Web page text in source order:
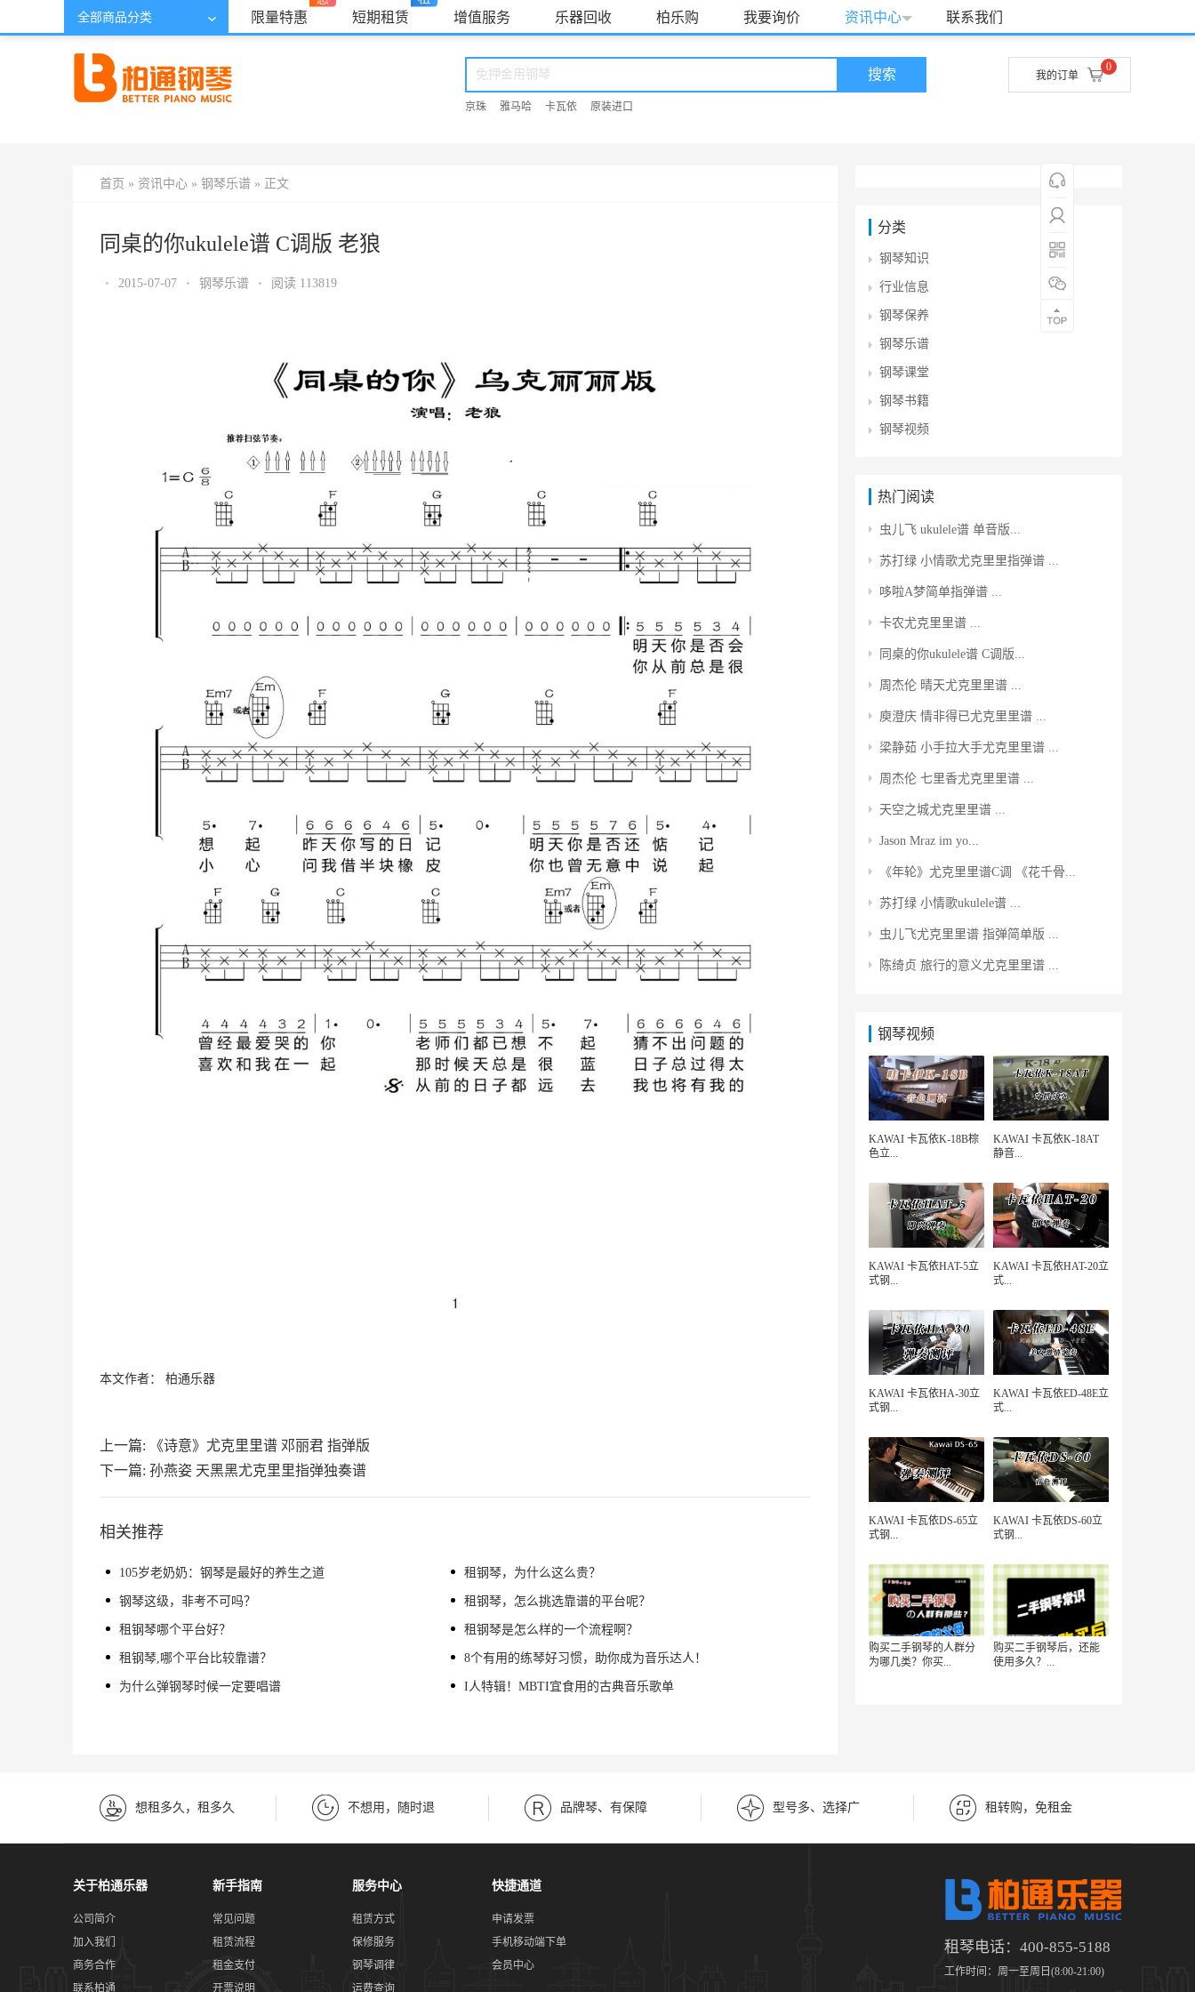
北京 [切换] 您好，欢迎来到柏通乐器 登录 我的订单
搜索
京珠 雅马哈 卡瓦依 原装进口
我的订单
0
全部商品分类 限量特惠 短期租赁 增值服务 乐器回收 柏乐购 我要询价 资讯中心 联系我们
首页 » 资讯中心 » 钢琴乐谱 » 正文
同桌的你ukulele谱 C调版 老狼
• 2015-07-07 • 钢琴乐谱 • 阅读 113819
本文作者： 柏通乐器
上一篇:
《诗意》尤克里里谱 邓丽君 指弹版
下一篇: 孙燕姿 天黑黑尤克里里指弹独奏谱
相关推荐
105岁老奶奶：钢琴是最好的养生之道 租钢琴，为什么这么贵？
钢琴这级，非考不可吗？ 租钢琴，怎么挑选靠谱的平台呢？
租钢琴哪个平台好？ 租钢琴是怎么样的一个流程啊？
租钢琴,哪个平台比较靠谱？ 8个有用的练琴好习惯，助你成为音乐达人！
为什么弹钢琴时候一定要唱谱 I人特辑！MBTI宜食用的古典音乐歌单
分类
钢琴知识
行业信息
钢琴保养
钢琴乐谱
钢琴课堂
钢琴书籍
钢琴视频
热门阅读
虫儿飞 ukulele谱 单音版...
苏打绿 小情歌尤克里里指弹谱 ...
哆啦A梦简单指弹谱 ...
卡农尤克里里谱 ...
同桌的你ukulele谱 C调版...
周杰伦 晴天尤克里里谱 ...
庾澄庆 情非得已尤克里里谱 ...
梁静茹 小手拉大手尤克里里谱 ...
周杰伦 七里香尤克里里谱 ...
天空之城尤克里里谱 ...
Jason Mraz im yo...
《年轮》尤克里里谱C调 《花千骨...
苏打绿 小情歌ukulele谱 ...
虫儿飞尤克里里谱 指弹简单版 ...
陈绮贞 旅行的意义尤克里里谱 ...
钢琴视频
KAWAI 卡瓦依K-18B棕
色立...
KAWAI 卡瓦依K-18AT
静音...
KAWAI 卡瓦依HAT-5立
式钢...
KAWAI 卡瓦依HAT-20立
式...
KAWAI 卡瓦依HA-30立
式钢...
KAWAI 卡瓦依ED-48E立
式...
KAWAI 卡瓦依DS-65立
式钢...
KAWAI 卡瓦依DS-60立
式钢...
购买二手钢琴的人群分
为哪几类？你买...
购买二手钢琴后，还能
使用多久？...
想租多久，租多久 不想用，随时退 品牌琴、有保障 型号多、选择广 租转购，免租金
租琴电话：400-855-5188
工作时间：周一至周日(8:00-21:00)
关于柏通乐器
公司简介
加入我们
商务合作
联系柏通
新手指南
常见问题
租赁流程
租金支付
开票说明
服务中心
租赁方式
保修服务
钢琴调律
运费查询
快捷通道
申请发票
手机移动端下单
会员中心